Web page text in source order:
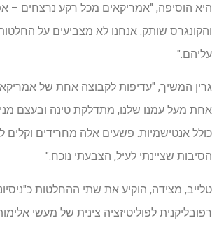
היא הוסיפה, "אמריקאים מכל רקע נרצחים –
והקונגרס שותק. אנחנו לא מצביעים על
עליהם."
גרין המשיך, "עדיפות לקבוצה אחת של
אחת מעל עמנו שלנו, מתדלקת טינה ובעצם
כולל אנטישמיות. פשעים אלה מחרידים וקלים
הסיבות שציינתי לעיל, הצבעתי נוכח."
טלייב, מצידה, הוקיע את שתי ההחלטות
רפובליקנית לפוליטיזציה צינית של מעשי